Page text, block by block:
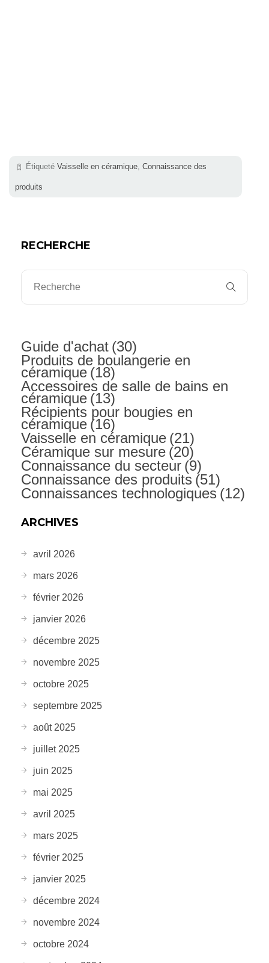
Étiqueté Vaisselle en céramique, Connaissance des
produits
RECHERCHE
Guide d'achat (30)
Produits de boulangerie en
céramique (18)
Accessoires de salle de bains en
céramique (13)
Récipients pour bougies en
céramique (16)
Vaisselle en céramique (21)
Céramique sur mesure (20)
Connaissance du secteur (9)
Connaissance des produits (51)
Connaissances technologiques (12)
ARCHIVES
avril 2026
mars 2026
février 2026
janvier 2026
décembre 2025
novembre 2025
octobre 2025
septembre 2025
août 2025
juillet 2025
juin 2025
mai 2025
avril 2025
mars 2025
février 2025
janvier 2025
décembre 2024
novembre 2024
octobre 2024